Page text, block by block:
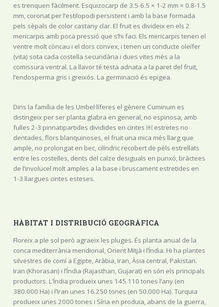
es trenquen fàcilment. Esquizocarp de 3.5-6.5 × 1-2 mm × 0.8-1.5
mm, coronat per l’estilopodi persistent i amb la base formada
pels sèpals de color castany clar. El fruit es divideix en els 2
mericarpis amb poca pressió que s’hi faci. Els mericarpis tenen el
ventre molt còncau i el dors convex, i tenen un conducte oleífer
(vita) sota cada costella secundària i dues vites més a la
comissura ventral. La llavor té testa adnata a la paret del fruit,
l’endosperma gris i greixós. La germinació és epigea.
Dins la família de les Umbel·líferes el gènere Cuminum es
distingeix per ser planta glabra en general, no espinosa, amb
fulles 2-3 pinnatipartides dividides en cintes ￼ estretes no
dentades, flors blanquinoses, el fruit una mica més llarg que
ample, no prolongat en bec, cilíndric recobert de pèls estrellats
entre les costelles, dents del calze desiguals en punxó, bràctees
de l’involucel molt amples a la base i bruscament estretides en
1-3 llargues cintes esteses.
HÀBITAT I DISTRIBUCIÓ GEOGRÀFICA
Floreix a ple sol però agraeix les pluges. És planta anual de la
conca mediterrània meridional, Orient Mitjà i l’Índia. Hi ha plantes
silvestres de comí a Egipte, Aràbia, Iran, Àsia central, Pakistan.
Iran (Khorasan) i l’Índia (Rajasthan, Gujarat) en són els principals
productors. L’Índia produeix unes 145.110 tones l’any (en
380.000 Ha) i l’Iran unes 16.250 tones (en 50.000 Ha). Turquia
produeix unes 2000 tones i Síria en produïa, abans de la guerra,